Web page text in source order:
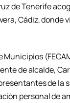
de Tenerife
Cádiz, donde
de alcalde,
de la
personal de